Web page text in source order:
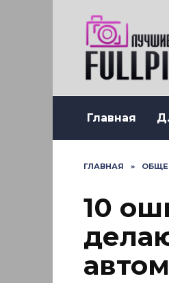
Главная
ГЛАВНАЯ »
10